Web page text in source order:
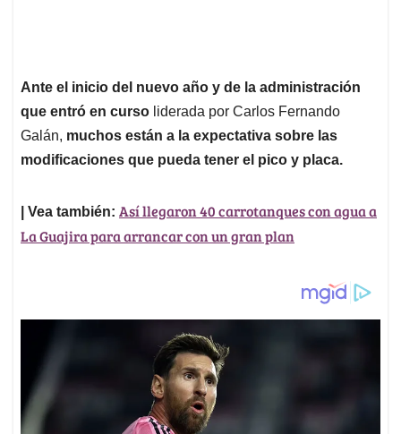
Ante el inicio del nuevo año y de la administración
que entró en curso liderada por Carlos Fernando
Galán, muchos están a la expectativa sobre las
modificaciones que pueda tener el pico y placa.
| Vea también: Así llegaron 40 carrotanques con agua a
La Guajira para arrancar con un gran plan